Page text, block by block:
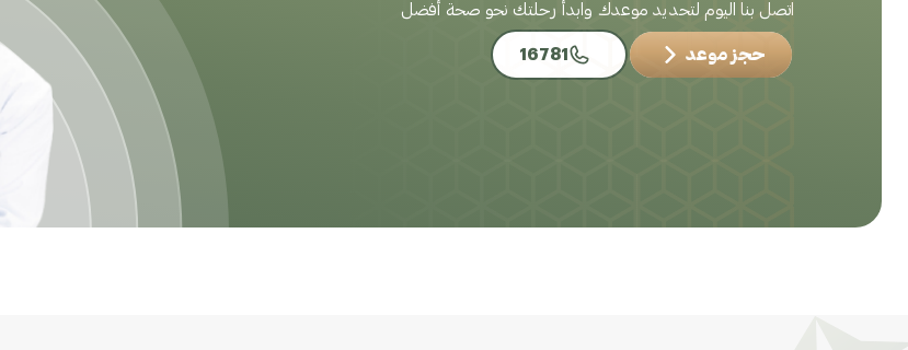
اتصل بنا اليوم لتحديد موعدك وابدأ رحلتك نحو صحة أفضل
حجز موعد 16781